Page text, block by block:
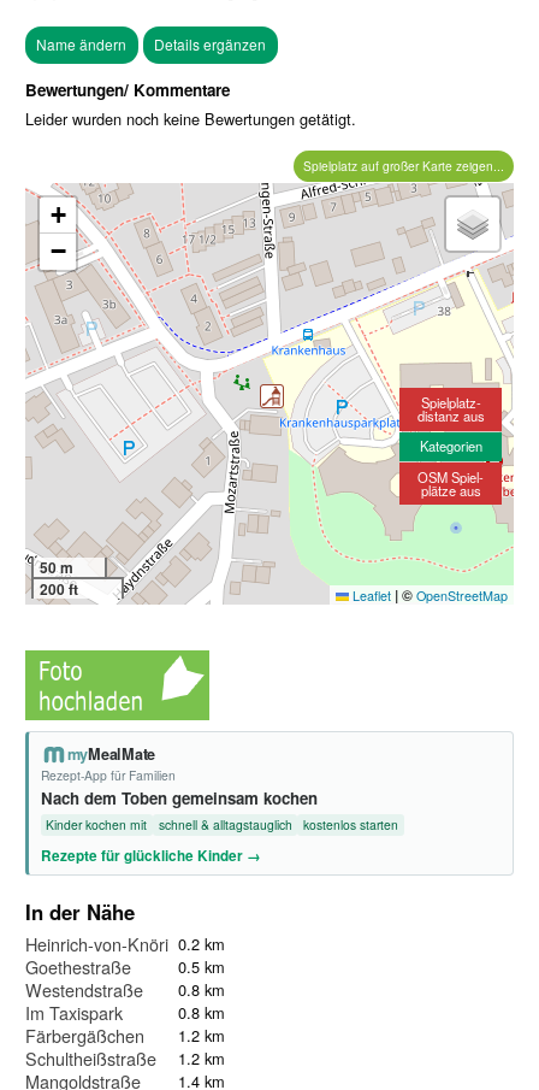
Bewertungen/ Kommentare
Leider wurden noch keine Bewertungen getätigt.
Spielplatz auf großer Karte zeigen...
+
−
50 m
200 ft
Leaflet |© OpenStreetMap
Spielplatz-
distanz aus
Kategorien
OSM Spiel-
plätze aus
myMealMate
Rezept-App für Familien
Nach dem Toben gemeinsam kochen
Kinder kochen mit schnell & alltagstauglich kostenlos starten
Rezepte für glückliche Kinder →
In der Nähe
Heinrich-von-Knöringen-Straße
0.2 km
Goethestraße 0.5 km
Westendstraße 0.8 km
Im Taxispark 0.8 km
Färbergäßchen 1.2 km
Schultheißstraße 1.2 km
Mangoldstraße 1.4 km